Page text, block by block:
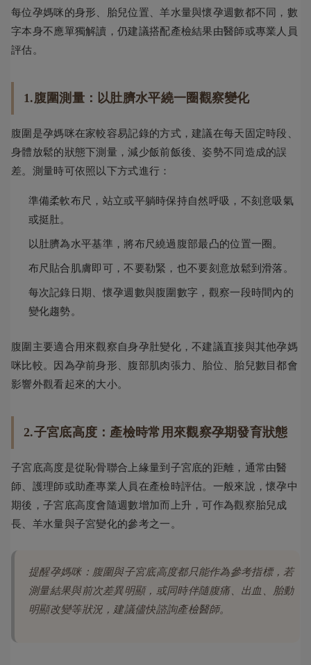
每位孕媽咪的身形、胎兒位置、羊水量與懷孕週數都不同，數
字本身不應單獨解讀，仍建議搭配產檢結果由醫師或專業人員
評估。
1.腹圍測量：以肚臍水平繞一圈觀察變化
腹圍是孕媽咪在家較容易記錄的方式，建議在每天固定時段、
身體放鬆的狀態下測量，減少飯前飯後、姿勢不同造成的誤
差。測量時可依照以下方式進行：
準備柔軟布尺，站立或平躺時保持自然呼吸，不刻意吸氣
或挺肚。
以肚臍為水平基準，將布尺繞過腹部最凸的位置一圈。
布尺貼合肌膚即可，不要勒緊，也不要刻意放鬆到滑落。
每次記錄日期、懷孕週數與腹圍數字，觀察一段時間內的
變化趨勢。
腹圍主要適合用來觀察自身孕肚變化，不建議直接與其他孕媽
咪比較。因為孕前身形、腹部肌肉張力、胎位、胎兒數目都會
影響外觀看起來的大小。
2.子宮底高度：產檢時常用來觀察孕期發育狀態
子宮底高度是從恥骨聯合上緣量到子宮底的距離，通常由醫
師、護理師或助產專業人員在產檢時評估。一般來說，懷孕中
期後，子宮底高度會隨週數增加而上升，可作為觀察胎兒成
長、羊水量與子宮變化的參考之一。
提醒孕媽咪：腹圍與子宮底高度都只能作為參考指標，若
測量結果與前次差異明顯，或同時伴隨腹痛、出血、胎動
明顯改變等狀況，建議儘快諮詢產檢醫師。